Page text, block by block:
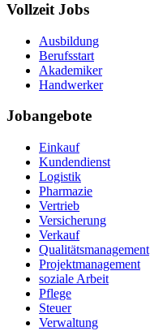
Vollzeit Jobs
Ausbildung
Berufsstart
Akademiker
Handwerker
Jobangebote
Einkauf
Kundendienst
Logistik
Pharmazie
Vertrieb
Versicherung
Verkauf
Qualitätsmanagement
Projektmanagement
soziale Arbeit
Pflege
Steuer
Verwaltung